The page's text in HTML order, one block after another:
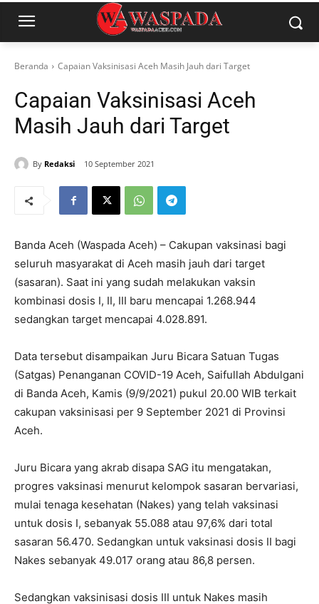
Beranda Capaian Vaksinisasi Aceh Masih Jauh dari Target
Capaian Vaksinisasi Aceh
Masih Jauh dari Target
By Redaksi 10 September 2021
Banda Aceh (Waspada Aceh) – Cakupan vaksinasi bagi
seluruh masyarakat di Aceh masih jauh dari target
(sasaran). Saat ini yang sudah melakukan vaksin
kombinasi dosis I, II, III baru mencapai 1.268.944
sedangkan target mencapai 4.028.891.
Data tersebut disampaikan Juru Bicara Satuan Tugas
(Satgas) Penanganan COVID-19 Aceh, Saifullah Abdulgani
di Banda Aceh, Kamis (9/9/2021) pukul 20.00 WIB terkait
cakupan vaksinisasi per 9 September 2021 di Provinsi
Aceh.
Juru Bicara yang akrab disapa SAG itu mengatakan,
progres vaksinasi menurut kelompok sasaran bervariasi,
mulai tenaga kesehatan (Nakes) yang telah vaksinasi
untuk dosis I, sebanyak 55.088 atau 97,6% dari total
sasaran 56.470. Sedangkan untuk vaksinasi dosis II bagi
Nakes sebanyak 49.017 orang atau 86,8 persen.
Sedangkan vaksinisasi dosis III untuk Nakes masih